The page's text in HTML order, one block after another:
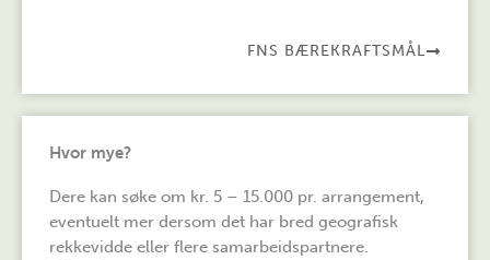
FNS BÆREKRAFTSMÅL
Hvor mye?
Dere kan søke om kr. 5 – 15.000 pr. arrangement,
eventuelt mer dersom det har bred geografisk
rekkevidde eller flere samarbeidspartnere.